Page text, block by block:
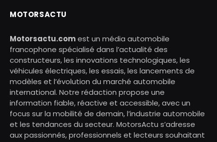
MOTORSACTU
Motorsactu.comest un média automobile
francophone spécialisé dans l’actualité des
constructeurs, les innovations technologiques, les
véhicules électriques, les essais, les lancements de
modèles et l’évolution du marché automobile
international. Notre rédaction propose une
information fiable, réactive et accessible, avec un
focus sur la mobilité de demain, l’industrie automobile
et les tendances du secteur. MotorsActu s’adresse
aux passionnés, professionnels et lecteurs souhaitant